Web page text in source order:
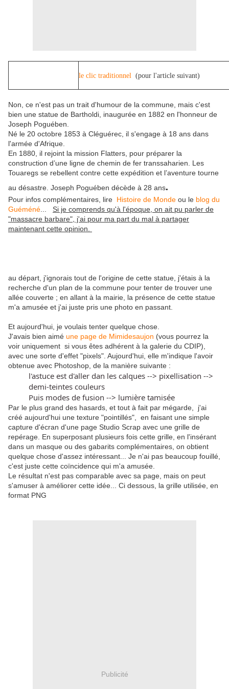
le clic traditionnel (pour l'article suivant)
Non, ce n'est pas un trait d'humour de la commune, mais c'est
bien une statue de Bartholdi, inaugurée en 1882 en l'honneur de
Joseph Poguében.
Né le 20 octobre 1853 à Cléguérec, il s'engage à 18 ans dans
l'armée d'Afrique.
En 1880, il rejoint la mission Flatters, pour préparer la
construction d’une ligne de chemin de fer transsaharien. Les
Touaregs se rebellent contre cette expédition et l’aventure tourne
au désastre. Joseph Poguében décède à 28 ans.
Pour infos complémentaires, lire Histoire de Monde ou le blog du
Guéméné
Si je comprends qu'à l'époque, on ait pu parler de
"massacre barbare", j'ai pour ma part du mal à partager
maintenant cette opinion.
au départ, j'ignorais tout de l'origine de cette statue, j'étais à la
recherche d'un plan de la commune pour tenter de trouver une
allée couverte ; en allant à la mairie, la présence de cette statue
m'a amusée et j'ai juste pris une photo en passant.
Et aujourd'hui, je voulais tenter quelque chose.
J'avais bien aimé une page de Mimidesaujon (vous pourrez la
voir uniquement si vous êtes adhérent à la galerie du CDIP),
avec une sorte d'effet "pixels". Aujourd'hui, elle m'indique l'avoir
obtenue avec Photoshop, de la manière suivante :
l'astuce est d'aller dan les calques --> pixellisation -->
demi-teintes couleurs
Puis modes de fusion --> lumière tamisée
Par le plus grand des hasards, et tout à fait par mégarde, j'ai
créé aujourd'hui une texture "pointillés", en faisant une simple
capture d'écran d'une page Studio Scrap avec une grille de
repérage. En superposant plusieurs fois cette grille, en l'insérant
dans un masque ou des gabarits complémentaires, on obtient
quelque chose d'assez intéressant... Je n'ai pas beaucoup fouillé,
c'est juste cette coïncidence qui m'a amusée.
Le résultat n'est pas comparable avec sa page, mais on peut
s'amuser à améliorer cette idée... Ci dessous, la grille utilisée, en
format PNG
Publicité